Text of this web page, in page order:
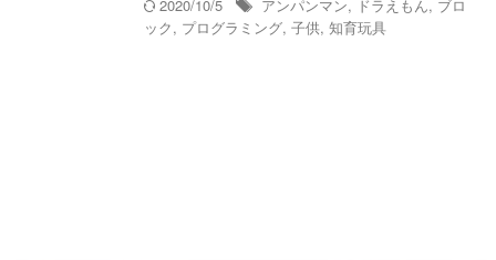
2020/10/5 アンパンマン, ドラえもん, ブロ
ック, プログラミング, 子供, 知育玩具